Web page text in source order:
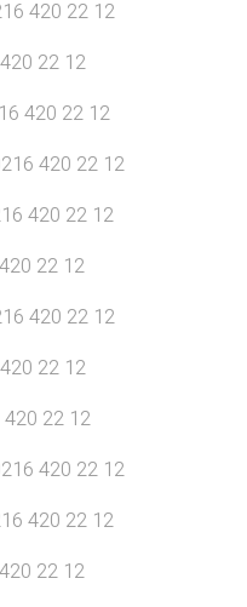
420 22 12
22 12
420 22 12
420 22 12
420 22 12
22 12
420 22 12
22 12
22 12
420 22 12
420 22 12
22 12